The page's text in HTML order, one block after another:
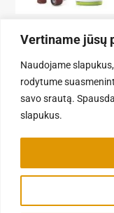
Vertiname jūsų
Naudojame
rodytume
savo srautą.
slapukus.
Oster Pet Nail Grinder
akumuliatorinis
ir kačių nagams
36,90€
Į KREPŠELĮ